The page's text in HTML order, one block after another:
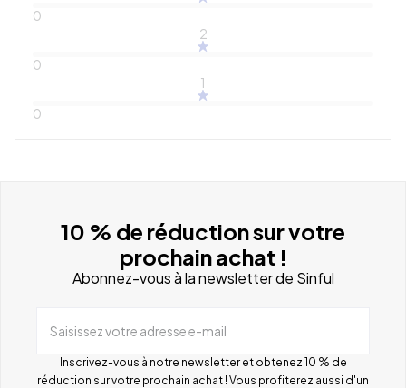
0
2
0
1
0
10 % de réduction sur votre
prochain achat !
Abonnez-vous à la newsletter de Sinful
Saisissez votre adresse e-mail
Inscrivez-vous à notre newsletter et obtenez 10 % de
réduction sur votre prochain achat ! Vous profiterez aussi d'un